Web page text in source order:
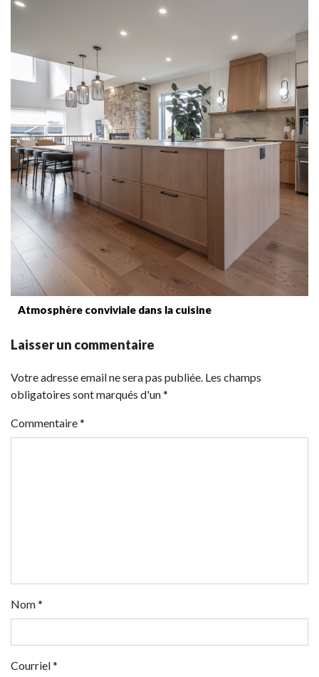
Atmosphère conviviale dans la cuisine
Laisser un commentaire
Votre adresse email ne sera pas publiée. Les champs
obligatoires sont marqués d'un *
Commentaire*
Nom*
Courriel*